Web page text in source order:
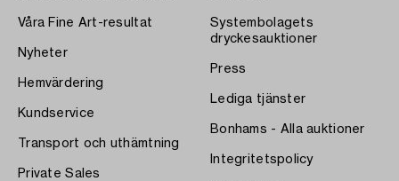
Våra Fine Art-resultat
Nyheter
Hemvärdering
Kundservice
Transport och uthämtning
Private Sales
Systembolagets
dryckesauktioner
Press
Lediga tjänster
Bonhams - Alla auktioner
Integritetspolicy